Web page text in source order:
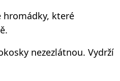
hromádky, které
nezezlátnou. Vydrží